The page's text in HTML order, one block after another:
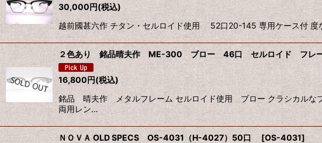
30,000円(税込)
越前國甚六作 チタン・セルロイド使用 52口20-145 専用ケース付 度
２色あり 銘品晴夫作 ME-300 ブロー 46口 セルロイド フレー
16,800円(税込)
銘品 晴夫作 メタルフレーム セルロイド使用 ブロー クラシカルなブ
両用レン…
ＮＯＶＡ OLD SPECS OS-4031（H-4027）50口 [OS-4031]